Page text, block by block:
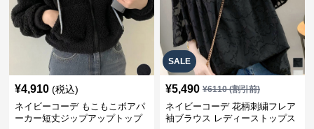
¥4,910 (税込)
ネイビーコーデ もこもこボアパ
ーカー短丈ジップアップトップ
SALE
¥5,490 ¥6110(割引前)
ネイビーコーデ 花柄刺繍フレア
袖ブラウス レディーストップス